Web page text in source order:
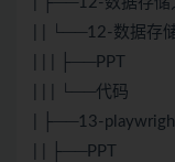
| | └──12-数据存
| | | ├──PPT
| | | └──代码
| ├──13-
| | ├──PPT